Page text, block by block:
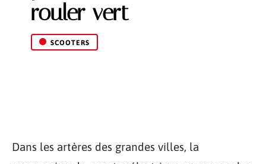
rouler vert
SCOOTERS
Dans les artères des grandes villes, la